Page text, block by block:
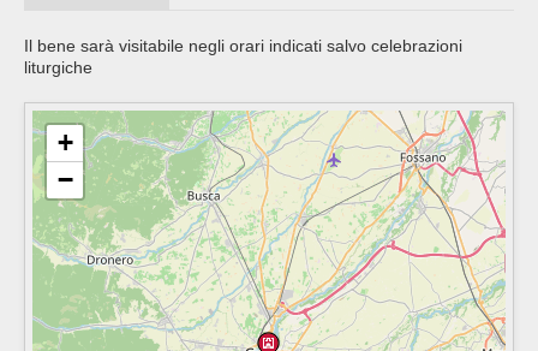
Il bene sarà visitabile negli orari indicati salvo celebrazioni
liturgiche
+
−